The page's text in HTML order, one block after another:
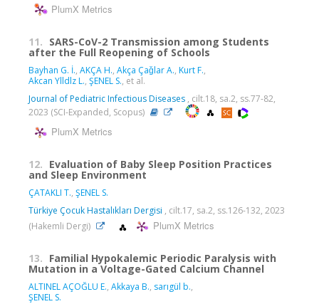
PlumX Metrics
11. SARS-CoV-2 Transmission among Students
after the Full Reopening of Schools
Bayhan G. İ., AKÇA H., Akça Çaǧlar A., Kurt F.,
Akcan Ylldlz L., ŞENEL S., et al.
Journal of Pediatric Infectious Diseases , cilt.18, sa.2, ss.77-82,
2023 (SCI-Expanded, Scopus)
PlumX Metrics
12. Evaluation of Baby Sleep Position Practices
and Sleep Environment
ÇATAKLI T., ŞENEL S.
Türkiye Çocuk Hastalıkları Dergisi , cilt.17, sa.2, ss.126-132, 2023
(Hakemli Dergi)
PlumX Metrics
13. Familial Hypokalemic Periodic Paralysis with
Mutation in a Voltage-Gated Calcium Channel
ALTINEL AÇOĞLU E., Akkaya B., sarıgül b.,
ŞENEL S.